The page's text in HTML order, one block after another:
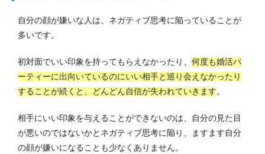
自分の顔が嫌いな人は、ネガティブ思考に陥っていることが
多いです。
初対面でいい印象を持ってもらえなかったり、 何度も婚活パ
ーティーに出向いているのにいい相手と巡り会えなかったり
することが続くと、どんどん自信が失われていきます。
相手にいい印象を与えることができないのは、自分の見た目
が悪いのではないかとネガティブ思考に陥り、ますます自分
の顔が嫌いになることも少なくありません。